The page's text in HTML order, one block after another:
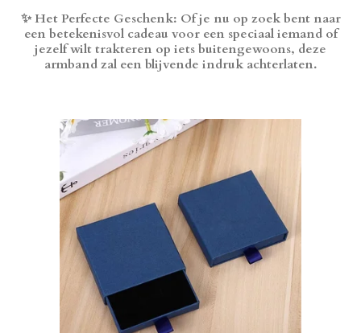
✨ Het Perfecte Geschenk: Of je nu op zoek bent naar
een betekenisvol cadeau voor een speciaal iemand of
jezelf wilt trakteren op iets buitengewoons, deze
armband zal een blijvende indruk achterlaten.